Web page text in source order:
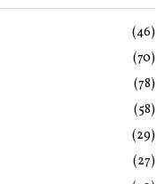
(46)
(70)
(78)
(58)
(29)
(27)